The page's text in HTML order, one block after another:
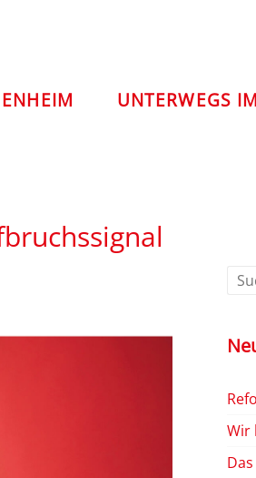
UNTERWEGS
Wir